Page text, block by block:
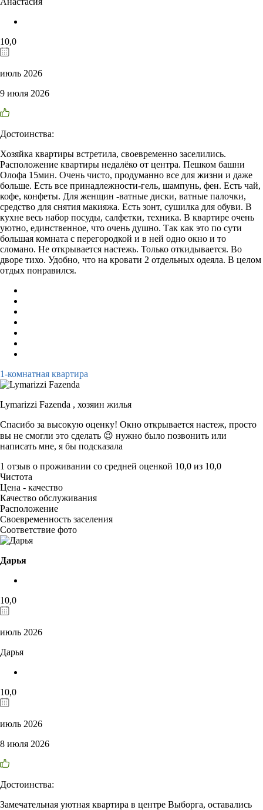
10,0
июль 2026
9 июля 2026
Достоинства:
Хозяйка квартиры встретила, своевременно заселились.
Расположение квартиры недалёко от центра. Пешком башни
Олофа 15мин. Очень чисто, продуманно все для жизни и даже
больше. Есть все принадлежности-гель, шампунь, фен. Есть чай,
кофе, конфеты. Для женщин -ватные диски, ватные палочки,
средство для снятия макияжа. Есть зонт, сушилка для обуви. В
кухне весь набор посуды, салфетки, техника. В квартире очень
уютно, единственное, что очень душно. Так как это по сути
большая комната с перегородкой и в ней одно окно и то
сломано. Не открывается настежь. Только откидывается. Во
дворе тихо. Удобно, что на кровати 2 отдельных одеяла. В целом
отдых понравился.
1-комнатная квартира
Lymarizzi Fazenda , хозяин жилья
Спасибо за высокую оценку! Окно открывается настеж, просто
вы не смогли это сделать 😉 нужно было позвонить или
написать мне, я бы подсказала
1 отзыв о проживании со средней оценкой 10,0 из 10,0
Чистота
Цена - качество
Качество обслуживания
Расположение
Своевременность заселения
Соответствие фото
Дарья
10,0
июль 2026
Дарья
10,0
июль 2026
8 июля 2026
Достоинства:
Замечательная уютная квартира в центре Выборга, оставались